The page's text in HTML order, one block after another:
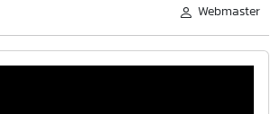
Webmaster